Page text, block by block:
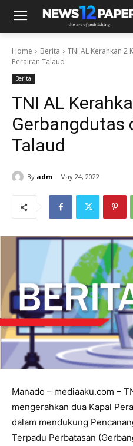
Home Berita
TNI AL Kerahkan 2
Perairan Talaud
Berita
TNI AL
Gerbangdutas
Talaud
By adm May 24, 2022
Manado – mediaaku.com –
mengerahkan dua Kapal
dalam mendukung
Terpadu Perbatasan